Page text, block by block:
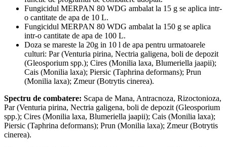
Fungicidul MERPAN 80 WDG ambalat la 15 g se aplica intr-
o cantitate de apa de 10 L.
Fungicidul MERPAN 80 WDG ambalat la 150 g se aplica
intr-o cantitate de apa de 100 L.
Doza se mareste la 20g in 10 l de apa pentru urmatoarele
culturi: Par (Venturia pirina, Nectria galigena, boli de depozit
(Gleosporium spp.); Cires (Monilia laxa, Blumeriella jaapii);
Cais (Monilia laxa); Piersic (Taphrina deformans); Prun
(Monilia laxa); Zmeur (Botrytis cinerea).
Spectru de combatere: Scapa de Mana, Antracnoza, Rizoctonioza,
Par (Venturia pirina, Nectria galigena, boli de depozit (Gleosporium
spp.); Cires (Monilia laxa, Blumeriella jaapii); Cais (Monilia laxa);
Piersic (Taphrina deformans); Prun (Monilia laxa); Zmeur (Botrytis
cinerea).